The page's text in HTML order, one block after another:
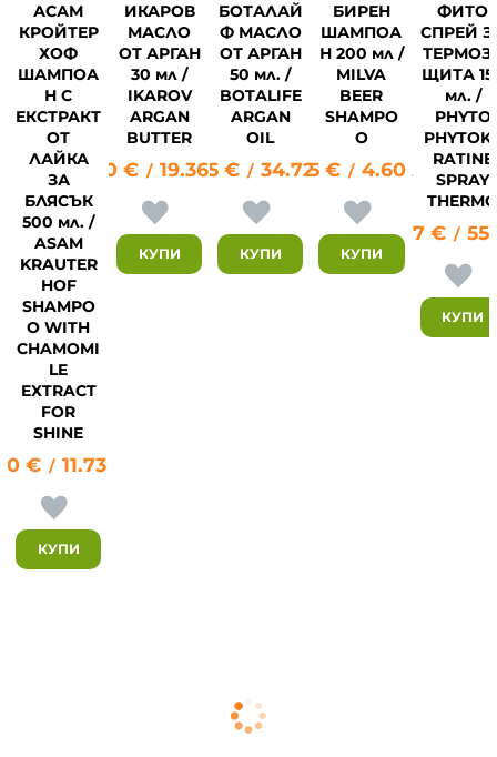
АСАМ
КРОЙТЕР
ХОФ
ШАМПОА
Н С
ЕКСТРАКТ
ОТ
ЛАЙКА
ЗА
БЛЯСЪК
500 мл. /
ASAM
KRAUTER
HOF
SHAMPO
O WITH
CHAMOMI
LE
EXTRACT
FOR
SHINE
€ / 11.73
КУПИ
ИКАРОВ
МАСЛО
ОТ АРГАН
30 мл /
IKAROV
ARGAN
BUTTER
9.90 € / 19.36 лв.
КУПИ
БОТАЛАЙ
Ф МАСЛО
ОТ АРГАН
50 мл. /
BOTALIFE
ARGAN
OIL
17.75 € / 34.72 лв.
КУПИ
БИРЕН
ШАМПОА
Н 200 мл /
MILVA
BEER
SHAMPO
O
2.35 € / 4.60 лв.
КУПИ
ФИТО
СПРЕЙ
ЩИТА
мл. /
PHYTO
RATINE
SPRAY
28.17 € /
КУПИ